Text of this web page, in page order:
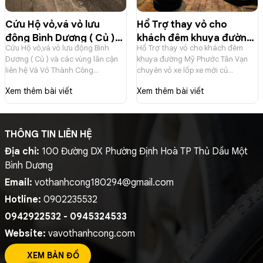
Cứu Hộ vỏ,vá vỏ lưu
động Bình Dương ( Củ )
và các vùng lân cận liên
hệ Vá Vỏ Thành Công
0902235532
Cứu Hộ vỏ,vá vỏ lưu động Bình
Dương ( Củ ) và các vùng lân cận
liên hệ Vá Vỏ Thành Công
Xem thêm bài viết
Hổ Trợ thay vỏ cho
khách đêm khuya đường
Mỹ Phước Tân Vạn
chuyên vỏ xe lốp xe mới
củ 0902235532
Hổ Trợ thay vỏ cho khách đêm
khuya đường Mỹ Phước Tân Vạn
chuyên vỏ xe lốp xe mới củ
Xem thêm bài viết
THÔNG TIN LIÊN HỆ
Địa chỉ: 100 Đường DX Phường Định Hoà TP Thủ Dầu Một
Bình Dương
Email: vothanhcong180294@gmail.com
Hotline: 0902235532
0942922532 - 0945324533
Website: vavothanhcong.com
XEM BẢN ĐỒ